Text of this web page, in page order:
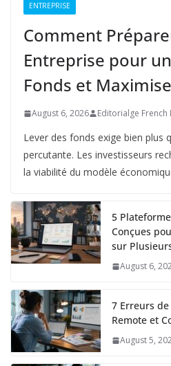
ENTREPRISE
Comment
Entreprise pour
Fonds et
August 6, 2026 Editorialge French
Lever des fonds exige bien plus
percutante. Les investisseurs
la viabilité du modèle
5
Conçues
sur
August 6,
7 Erreurs
Remote et
August 5,